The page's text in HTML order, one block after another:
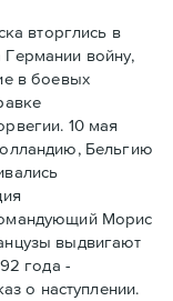
вторглись в
войну,
в боевых
10 мая
Бельгию
Морис
выдвигают
года -
о наступлении.